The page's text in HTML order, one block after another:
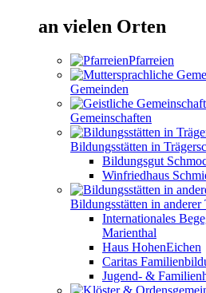
an vielen Orten
Pfarreien
Gemeinden
Gemeinschaften
Bildungsstätten in
Bildungsgut
Winfriedhaus
Bildungsstätten in anderer
Internationales
Marienthal
Haus HohenEichen
Caritas
Jugend- &